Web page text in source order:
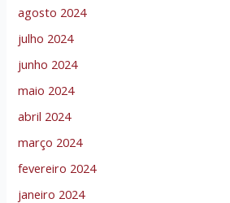
agosto 2024
julho 2024
junho 2024
maio 2024
abril 2024
março 2024
fevereiro 2024
janeiro 2024